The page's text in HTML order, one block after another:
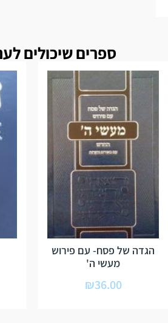
ספרים שיכולים
הגדה של פסח- עם פירוש
מעשי ה'
₪36.00